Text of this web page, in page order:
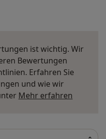
ist wichtig. Wir
Bewertungen
Erfahren Sie
und wie wir
Mehr erfahren